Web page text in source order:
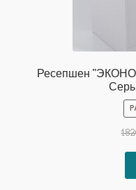
Ресепшен